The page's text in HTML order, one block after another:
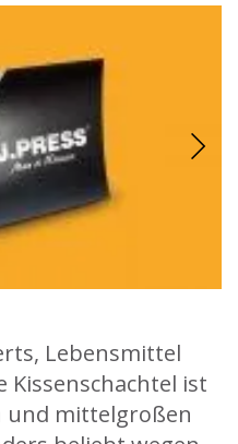
Lebensmittel
Kissenschachtel ist
und mittelgroßen